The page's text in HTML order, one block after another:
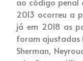
2013 ocorreu a
já em 2018 as
foram ajustadas
Sherman,